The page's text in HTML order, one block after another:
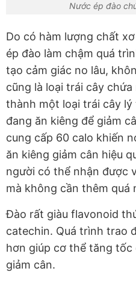
Nước ép đào
Do có hàm lượng chất
ép đào làm chậm quá
tạo cảm giác no lâu,
cũng là loại trái cây
thành một loại trái cây
đang ăn kiêng để giảm
cung cấp 60 calo khiến
ăn kiêng giảm cân hiệu
người có thể nhận được
mà không cần thêm quá
Đào rất giàu flavonoid
catechin. Quá trình trao
hơn giúp cơ thể tăng
giảm cân.